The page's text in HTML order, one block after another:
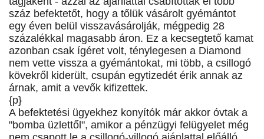
száz befektetőt, hogy a tőlük vásárolt gyémántot
egy éven belül visszavásárolják, mégpedig 28
százalékkal magasabb áron. Ez a kecsegtető kamat
azonban csak ígéret volt, ténylegesen a Diamond
nem vette vissza a gyémántokat, mi több, a csillogó
kövekről kiderült, csupán egytizedét érik annak az
árnak, amit a vevők kifizettek.
{p}
A befektetési ügyekhez konyítók már akkor óvtak a
"bomba üzlettől", amikor a pénzügyi felügyelet még